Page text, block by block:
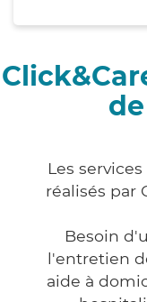
Les
réalisés par
Besoin
l'entretien
aide à